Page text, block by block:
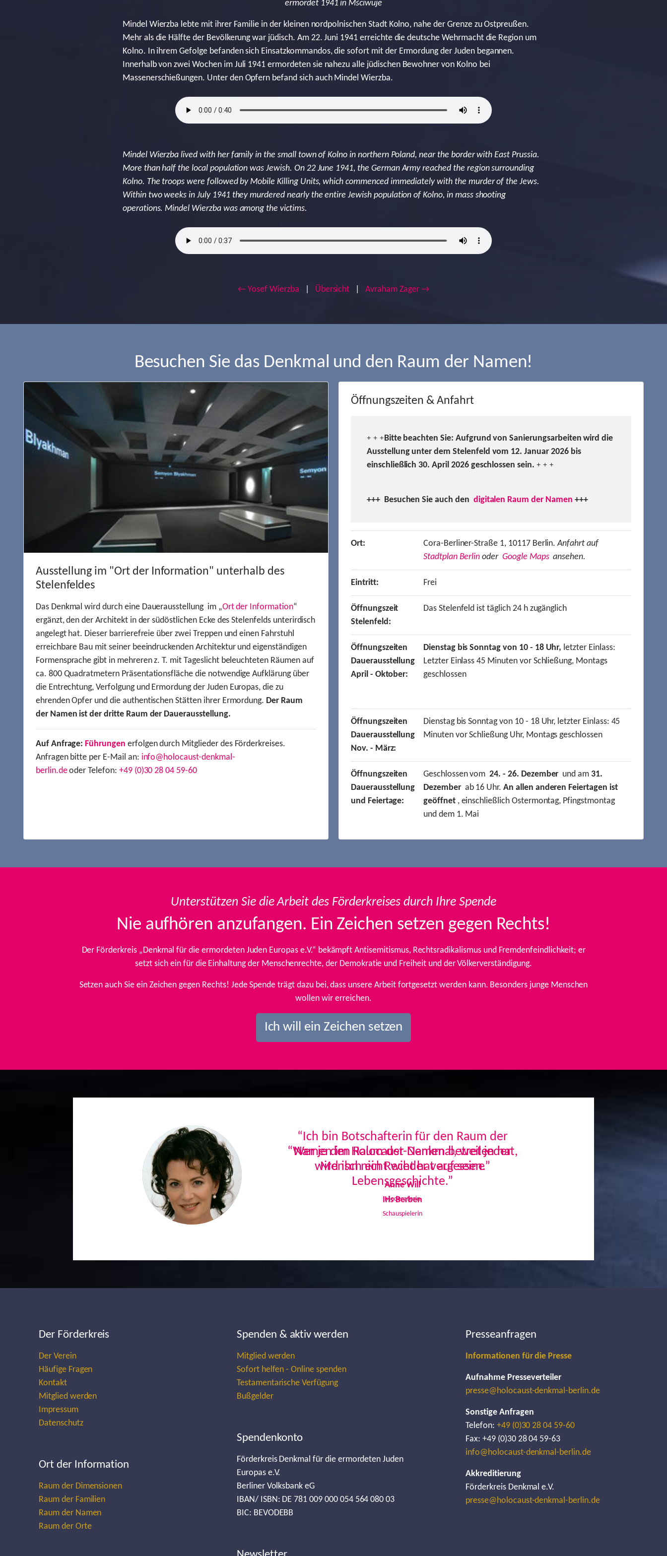
ermordet 1941 in Mściwuje
Mindel Wierzba lebte mit ihrer Familie in der kleinen nordpolnischen Stadt Kolno, nahe der Grenze zu Ostpreußen.
Mehr als die Hälfte der Bevölkerung war jüdisch. Am 22. Juni 1941 erreichte die deutsche Wehrmacht die Region um
Kolno. In ihrem Gefolge befanden sich Einsatzkommandos, die sofort mit der Ermordung der Juden begannen.
Innerhalb von zwei Wochen im Juli 1941 ermordeten sie nahezu alle jüdischen Bewohner von Kolno bei
Massenerschießungen. Unter den Opfern befand sich auch Mindel Wierzba.
Mindel Wierzba lived with her family in the small town of Kolno in northern Poland, near the border with East Prussia.
More than half the local population was Jewish. On 22 June 1941, the German Army reached the region surrounding
Kolno. The troops were followed by Mobile Killing Units, which commenced immediately with the murder of the Jews.
Within two weeks in July 1941 they murdered nearly the entire Jewish population of Kolno, in mass shooting
operations. Mindel Wierzba was among the victims.
← Yosef Wierzba Übersicht Avraham Zager →
Besuchen Sie das Denkmal und den Raum der Namen!
Ausstellung im "Ort der Information" unterhalb des
Stelenfeldes
Das Denkmal wird durch eine Dauerausstellung im „Ort der Information“
ergänzt, den der Architekt in der südöstlichen Ecke des Stelenfelds unterirdisch
angelegt hat. Dieser barrierefreie über zwei Treppen und einen Fahrstuhl
erreichbare Bau mit seiner beeindruckenden Architektur und eigenständigen
Formensprache gibt in mehreren z. T. mit Tageslicht beleuchteten Räumen auf
ca. 800 Quadratmetern Präsentationsfläche die notwendige Aufklärung über
die Entrechtung, Verfolgung und Ermordung der Juden Europas, die zu
ehrenden Opfer und die authentischen Stätten ihrer Ermordung. Der Raum
der Namen ist der dritte Raum der Dauerausstellung.
Auf Anfrage: Führungen erfolgen durch Mitglieder des Förderkreises.
Anfragen bitte per E-Mail an: info@holocaust-denkmal-
berlin.deoder Telefon: +49 (0)30 28 04 59-60
Öffnungszeiten & Anfahrt
+ + +Bitte beachten Sie: Aufgrund von Sanierungsarbeiten wird die
Ausstellung unter dem Stelenfeld vom 12. Januar 2026 bis
einschließlich 30. April 2026 geschlossen sein. + + +
+++ Besuchen Sie auch den digitalen Raum der Namen +++
Ort: Cora-Berliner-Straße 1, 10117 Berlin.Anfahrt auf
Stadtplan Berlin oder Google Mapsansehen.
Eintritt: Frei
Öffnungszeit
Stelenfeld:
Das Stelenfeld ist täglich 24 h zugänglich
Öffnungszeiten
Dauerausstellung
April - Oktober:
Dienstag bis Sonntag von 10 - 18 Uhr, letzter Einlass:
Letzter Einlass 45 Minuten vor Schließung, Montags
geschlossen
Öffnungszeiten
Dauerausstellung
Nov. - März:
Dienstag bis Sonntag von 10 - 18 Uhr, letzter Einlass: 45
Minuten vor Schließung Uhr, Montags geschlossen
Öffnungszeiten
Dauerausstellung
und Feiertage:
Geschlossen vom24. - 26. Dezember und am31.
Dezemberab 16 Uhr.An allen anderen Feiertagen ist
geöffnet, einschließlich Ostermontag, Pfingstmontag
und dem 1. Mai
Unterstützen Sie die Arbeit des Förderkreises durch Ihre Spende
Nie aufhören anzufangen. Ein Zeichen setzen gegen Rechts!
Der Förderkreis „Denkmal für die ermordeten Juden Europas e.V.“ bekämpft Antisemitismus, Rechtsradikalismus und Fremdenfeindlichkeit; er
setzt sich ein für die Einhaltung der Menschenrechte, der Demokratie und Freiheit und der Völkerverständigung.
Setzen auch Sie ein Zeichen gegen Rechts! Jede Spende trägt dazu bei, dass unsere Arbeit fortgesetzt werden kann. Besonders junge Menschen
wollen wir erreichen.
Ich will ein Zeichen setzen
“Ich bin Botschafterin für den Raum der
Namen im Holocaust-Denkmal, weil jeder
Mensch ein Recht hat auf seine
Lebensgeschichte.”
Iris Berben
Schauspielerin
Previous
Der Förderkreis
Der Verein
Häufige Fragen
Kontakt
Mitglied werden
Impressum
Datenschutz
Ort der Information
Raum der Dimensionen
Raum der Familien
Raum der Namen
Raum der Orte
Spenden & aktiv werden
Mitglied werden
Sofort helfen - Online spenden
Testamentarische Verfügung
Bußgelder
Spendenkonto
Förderkreis Denkmal für die ermordeten Juden
Europas e.V.
Berliner Volksbank eG
IBAN/ ISBN: DE 781 009 000 054 564 080 03
BIC: BEVODEBB
Presseanfragen
Informationen für die Presse
Aufnahme Presseverteiler
presse@holocaust-denkmal-berlin.de
Sonstige Anfragen
Telefon: +49 (0)30 28 04 59-60
Fax: +49 (0)30 28 04 59-63
info@holocaust-denkmal-berlin.de
Akkreditierung
Förderkreis Denkmal e.V.
presse@holocaust-denkmal-berlin.de